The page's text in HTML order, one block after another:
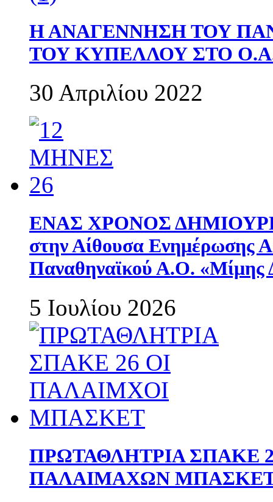
Η ΑΝΑΓΕΝΝΗΣΗ ΤΟΥ
ΤΟΥ ΚΥΠΕΛΛΟΥ ΣΤΟ
30 Απριλίου 2022
ΕΝΑΣ ΧΡΟΝΟΣ
στην Αίθουσα Ενημέρωσης
Παναθηναϊκού Α.Ο. «Μίμης
5 Ιουλίου 2026
ΠΡΩΤΑΘΛΗΤΡΙΑ ΣΠΑΚΕ
ΠΑΛΑΙΜΑΧΩΝ